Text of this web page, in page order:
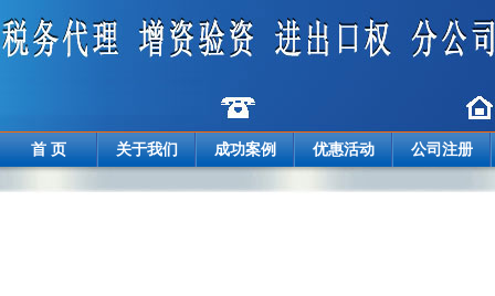
首 页 关于我们 成功案例 优惠活动 公司注册